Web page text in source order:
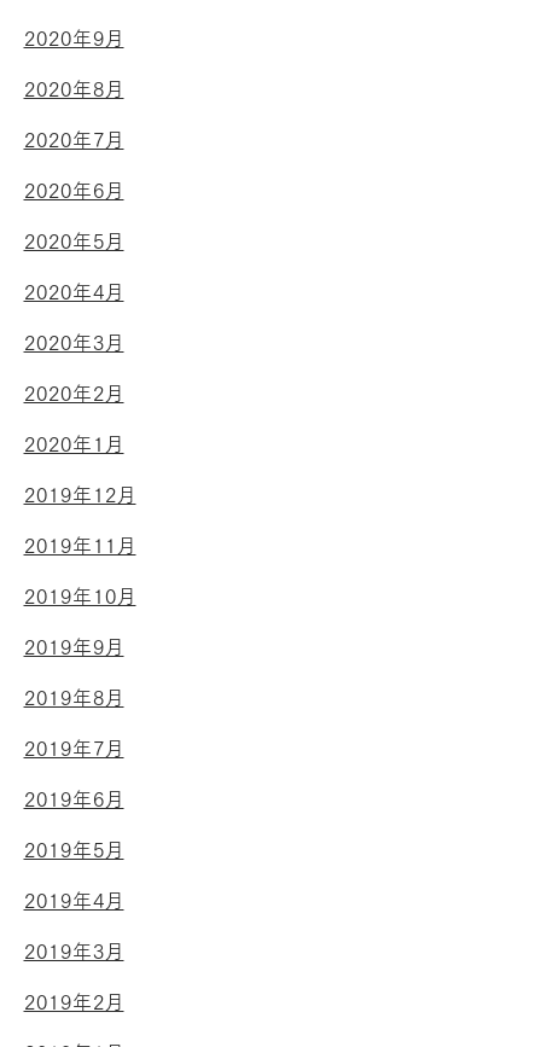
2020年9月
2020年8月
2020年7月
2020年6月
2020年5月
2020年4月
2020年3月
2020年2月
2020年1月
2019年12月
2019年11月
2019年10月
2019年9月
2019年8月
2019年7月
2019年6月
2019年5月
2019年4月
2019年3月
2019年2月